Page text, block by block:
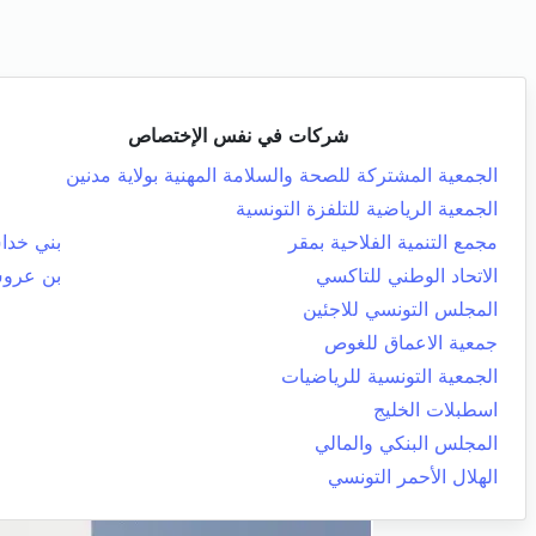
شركات في نفس الإختصاص
الجمعية المشتركة للصحة والسلامة المهنية بولاية مدنين
الجمعية الرياضية للتلفزة التونسية
مجمع التنمية الفلاحية بمقر
بني
الاتحاد الوطني للتاكسي
بن
المجلس التونسي للاجئين
جمعية الاعماق للغوص
الجمعية التونسية للرياضيات
اسطبلات الخليج
المجلس البنكي والمالي
الهلال الأحمر التونسي